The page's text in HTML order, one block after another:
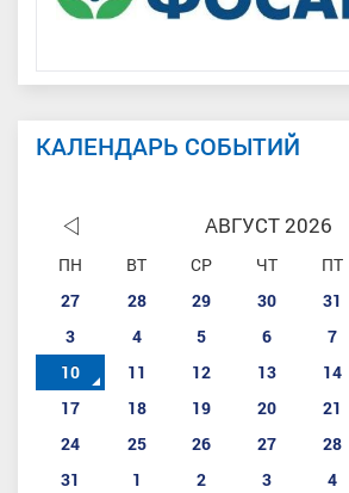
КАЛЕНДАРЬ СОБЫТИЙ
АВГУСТ 2026
ПН ВТ СР ЧТ ПТ
27
28 29 30 31
3
4 5 6 7
10
11 12 13 14
17
18 19 20 21
24
25 26 27 28
31
1 2 3 4